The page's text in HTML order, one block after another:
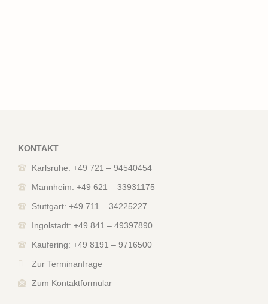
KONTAKT
Karlsruhe: +49 721 – 94540454
Mannheim: +49 621 – 33931175
Stuttgart: +49 711 – 34225227
Ingolstadt: +49 841 – 49397890
Kaufering: +49 8191 – 9716500
Zur Terminanfrage
Zum Kontaktformular